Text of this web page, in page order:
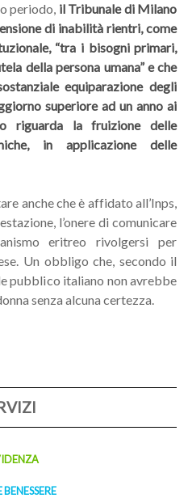
periodo, il Tribunale di Milano
di inabilità rientri, come
“tra i bisogni primari,
della persona umana” e che
equiparazione degli
superiore ad un anno ai
riguarda la fruizione delle
in applicazione delle
anche che è affidato all’Inps,
l’onere di comunicare
eritreo rivolgersi per
Un obbligo che, secondo il
pubblico italiano non avrebbe
senza alcuna certezza.